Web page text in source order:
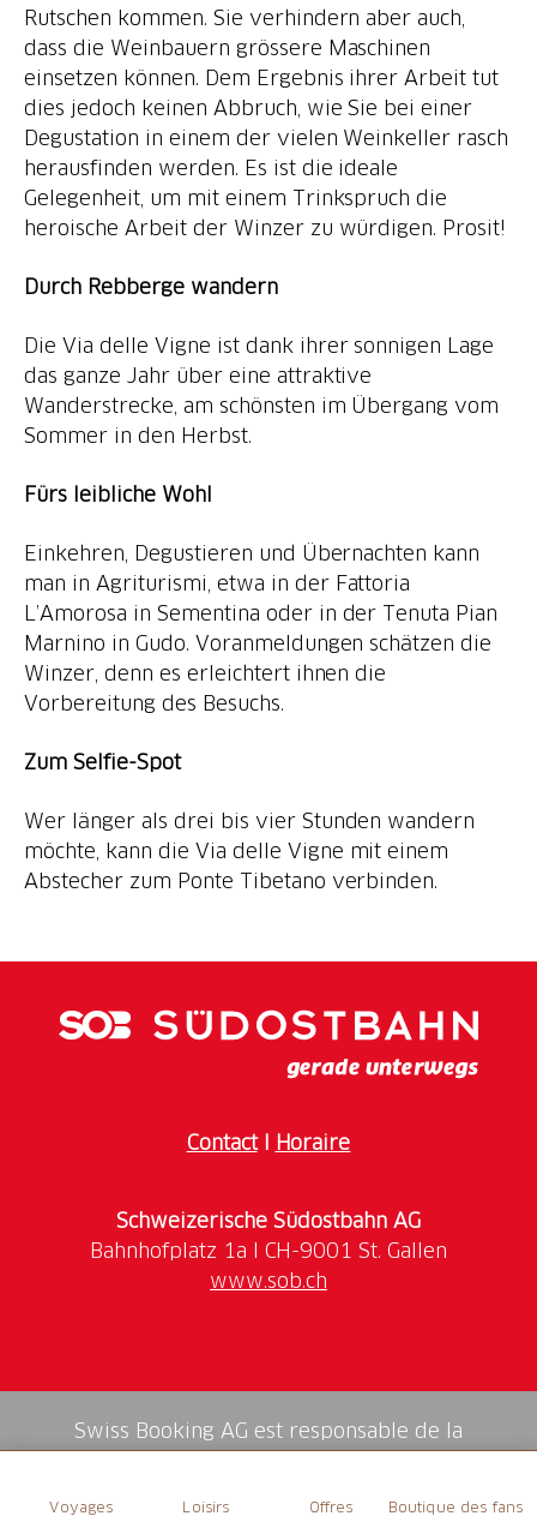
Voyages Loisirs Offres Boutique des fans
Rutschen kommen. Sie verhindern aber auch,
dass die Weinbauern grössere Maschinen
einsetzen können. Dem Ergebnis ihrer Arbeit tut
dies jedoch keinen Abbruch, wie Sie bei einer
Degustation in einem der vielen Weinkeller rasch
herausfinden werden. Es ist die ideale
Gelegenheit, um mit einem Trinkspruch die
heroische Arbeit der Winzer zu würdigen. Prosit!
Durch Rebberge wandern
Die Via delle Vigne ist dank ihrer sonnigen Lage
das ganze Jahr über eine attraktive
Wanderstrecke, am schönsten im Übergang vom
Sommer in den Herbst.
Fürs leibliche Wohl
Einkehren, Degustieren und Übernachten kann
man in Agriturismi, etwa in der Fattoria
L’Amorosa in Sementina oder in der Tenuta Pian
Marnino in Gudo. Voranmeldungen schätzen die
Winzer, denn es erleichtert ihnen die
Vorbereitung des Besuchs.
Zum Selfie-Spot
Wer länger als drei bis vier Stunden wandern
möchte, kann die Via delle Vigne mit einem
Abstecher zum Ponte Tibetano verbinden.
ContactI Horaire
Schweizerische Südostbahn AG
www.sob.ch
Swiss Booking AG est responsable de la